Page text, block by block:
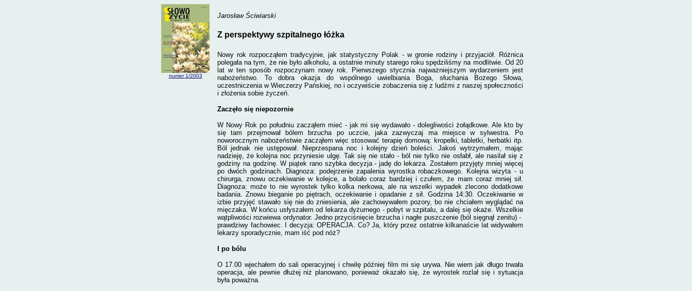
numer 1/2003
Jarosław Ściwiarski
Z perspektywy szpitalnego łóżka
Nowy rok rozpocząłem tradycyjnie, jak statystyczny Polak - w gronie rodziny i przyjaciół. Różnica
polegała na tym, że nie było alkoholu, a ostatnie minuty starego roku spędziliśmy na modlitwie. Od 20
lat w ten sposób rozpoczynam nowy rok. Pierwszego stycznia najważniejszym wydarzeniem jest
nabo­żeństwo. To dobra okazja do wspólnego uwielbiania Boga, słuchania Bożego Słowa,
uczestniczenia w Wieczerzy Pańskiej, no i oczywiście zobaczenia się z ludźmi z naszej społeczności
i złożenia sobie życzeń.
Zaczęło się niepozornie
W Nowy Rok po południu zacząłem mieć - jak mi się wydawało - dolegliwości żołądkowe. Ale kto by
się tam przejmo­wał bólem brzucha po uczcie, jaka za­zwyczaj ma miejsce w sylwestra. Po
noworocznym nabo­żeństwie zacząłem więc stosować terapię domową: kropelki, tabletki, herbatki itp.
Ból jednak nie ustępował. Nieprzespana noc i kolejny dzień boleści. Jakoś wytrzymałem, mając
nadzieję, że kolejna noc przyniesie ulgę. Tak się nie stało - ból nie tylko nie osłabł, ale nasilał się z
godziny na godzinę. W piątek rano szybka decyzja - jadę do lekarza. Zostałem przyjęty mniej więcej
po dwóch godzinach. Diagnoza: po­dejrzenie zapalenia wyrostka robaczkowego. Kolejna wi­zyta - u
chirurga, znowu oczekiwanie w kolejce, a bolało coraz bardziej i czułem, że mam coraz mniej sił.
Diagno­za: może to nie wyrostek tylko kolka nerkowa, ale na wszelki wypadek zlecono dodatkowe
badania. Znowu bieganie po piętrach, oczekiwanie i opadanie z sił. Godzina 14:30. Oczekiwanie w
izbie przyjęć stawało się nie do zniesienia, ale zachowywałem pozory, bo nie chciałem wyglądać na
mięczaka. W końcu usłyszałem od lekarza dyżurnego - pobyt w szpitalu, a dalej się okaże. Wszelkie
wątpliwości rozwiewa ordynator. Jedno przyciśnięcie brzucha i nagłe puszczenie (ból sięgnął zenitu) -
prawdziwy fa­chowiec. I decyzja: OPERACJA. Co? Ja, który przez ostatnie kilkanaście lat widywałem
lekarzy spora­dycznie, mam iść pod nóż?
I po bólu
O 17.00 wjecha­łem do sali operacyjnej i chwilę później film mi się urywa. Nie wiem jak długo trwała
operacja, ale pewnie dłużej niż planowano, ponieważ okazało się, że wyrostek rozlał się i sytuacja
była poważna.